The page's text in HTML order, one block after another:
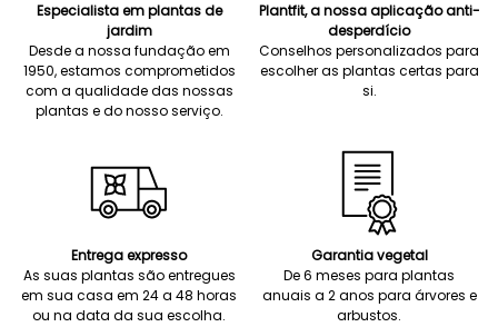
Especialista em plantas de
jardim
Desde a nossa fundação em
1950, estamos comprometidos
com a qualidade das nossas
plantas e do nosso serviço.
Plantfit, a nossa aplicação anti-
desperdício
Conselhos personalizados para
escolher as plantas certas para
si.
Entrega expresso
As suas plantas são entregues
em sua casa em 24 a 48 horas
ou na data da sua escolha.
Garantia vegetal
De 6 meses para plantas
anuais a 2 anos para árvores e
arbustos.